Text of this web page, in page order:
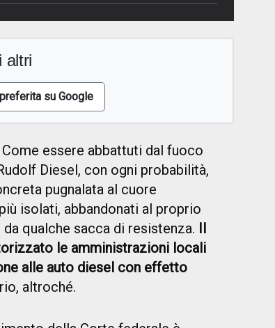
altri
su Google
essere abbattuti dal fuoco
Diesel, con ogni probabilità,
pugnalata al cuore
isolati, abbandonati al proprio
qualche sacca di resistenza. Il
le amministrazioni locali
alle auto diesel con effetto
altroché.